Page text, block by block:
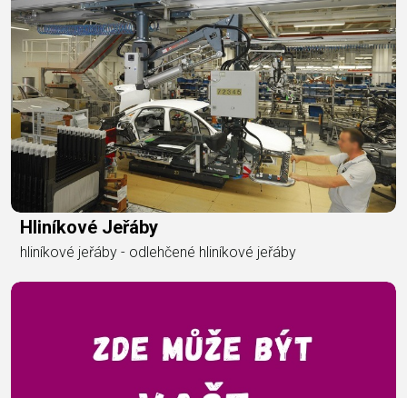
Hliníkové Jeřáby
hliníkové jeřáby - odlehčené hliníkové jeřáby